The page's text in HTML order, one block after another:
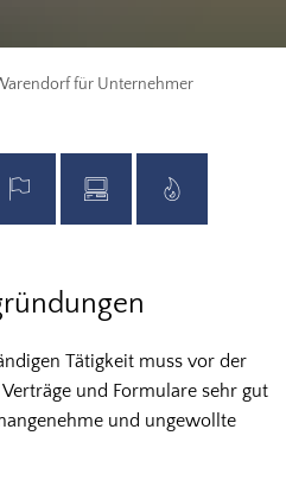
für Unternehmer
Tätigkeit muss vor der
und Formulare sehr gut
und ungewollte